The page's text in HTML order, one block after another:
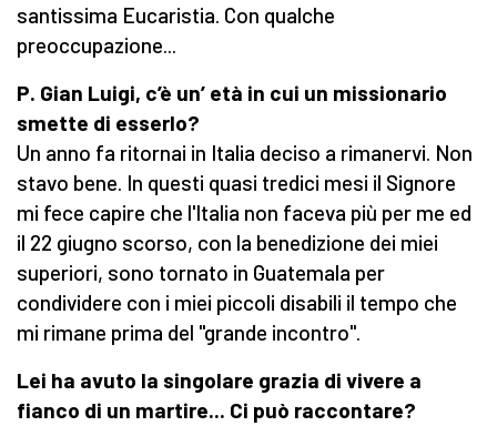
santissima Eucaristia. Con qualche
preoccupazione...
P. Gian Luigi, c’è un’ età in cui un missionario
smette di esserlo?
Un anno fa ritornai in Italia deciso a rimanervi. Non
stavo bene. In questi quasi tredici mesi il Signore
mi fece capire che l'Italia non faceva più per me ed
il 22 giugno scorso, con la benedizione dei miei
superiori, sono tornato in Guatemala per
condividere con i miei piccoli disabili il tempo che
mi rimane prima del "grande incontro".
Lei ha avuto la singolare grazia di vivere a
fianco di un martire... Ci può raccontare?